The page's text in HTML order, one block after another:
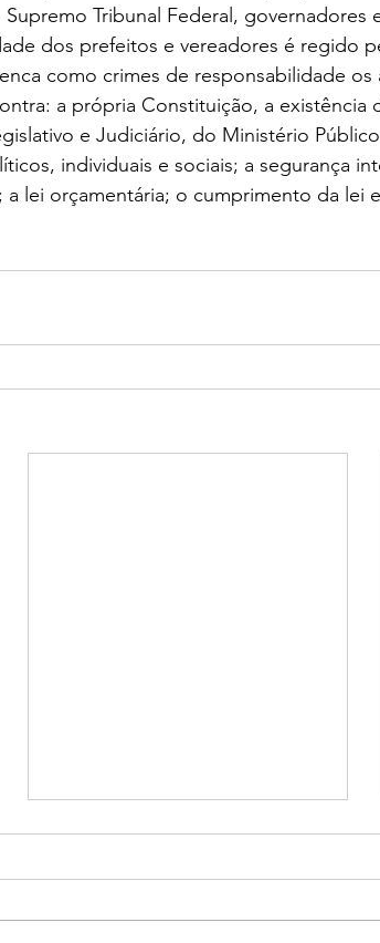
Tribunal Federal, governadores
dos prefeitos e vereadores é regido
como crimes de responsabilidade
a própria Constituição, a existência
e Judiciário, do Ministério
individuais e sociais; a segurança
lei orçamentária; o cumprimento da lei